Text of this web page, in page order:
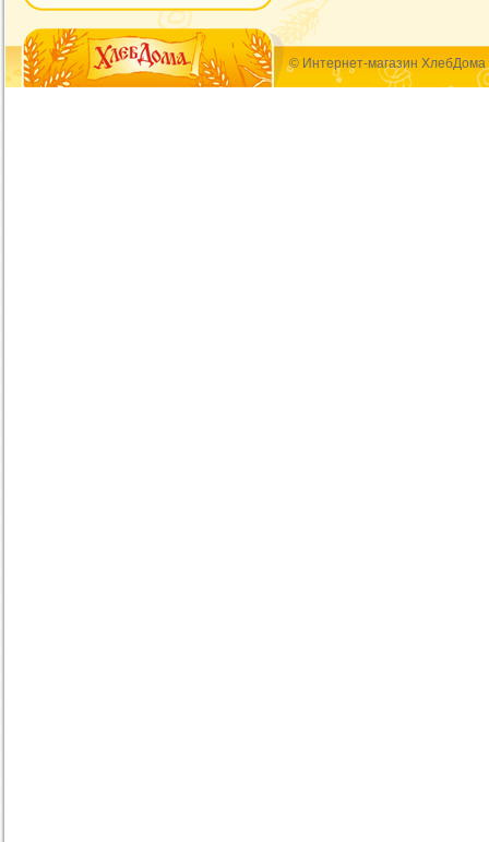
© Интернет-магазин ХлебДома